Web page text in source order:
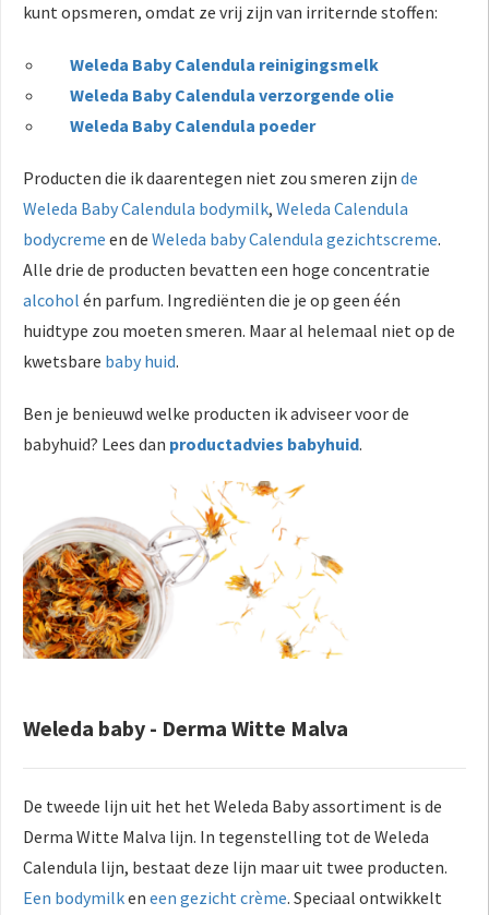
kunt opsmeren, omdat ze vrij zijn van irriternde stoffen:
Weleda Baby Calendula reinigingsmelk
Weleda Baby Calendula verzorgende olie
Weleda Baby Calendula poeder
Producten die ik daarentegen niet zou smeren zijn de
Weleda Baby Calendula bodymilk, Weleda Calendula
bodycreme en de Weleda baby Calendula gezichtscreme.
Alle drie de producten bevatten een hoge concentratie
alcohol én parfum. Ingrediënten die je op geen één
huidtype zou moeten smeren. Maar al helemaal niet op de
kwetsbare baby huid.
Ben je benieuwd welke producten ik adviseer voor de
babyhuid? Lees dan productadvies babyhuid.
Weleda baby - Derma Witte Malva
De tweede lijn uit het het Weleda Baby assortiment is de
Derma Witte Malva lijn. In tegenstelling tot de Weleda
Calendula lijn, bestaat deze lijn maar uit twee producten.
Een bodymilken een gezicht crème. Speciaal ontwikkelt